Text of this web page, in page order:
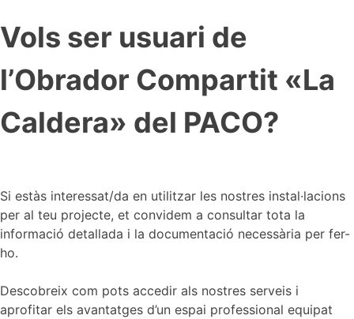
Vols ser usuari de
l’Obrador Compartit «La
Caldera» del PACO?
Si estàs interessat/da en utilitzar les nostres instal·lacions
per al teu projecte, et convidem a consultar tota la
informació detallada i la documentació necessària per fer-
ho.
Descobreix com pots accedir als nostres serveis i
aprofitar els avantatges d’un espai professional equipat